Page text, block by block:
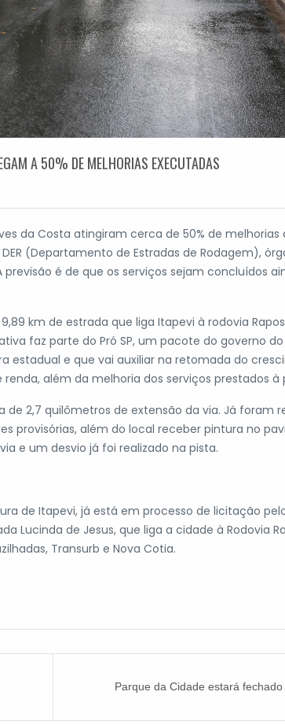
A 50% DE MELHORIAS EXECUTADAS
da Costa atingiram cerca de 50% de melhorias
(Departamento de Estradas de Rodagem),
é de que os serviços sejam concluídos
km de estrada que liga Itapevi à rodovia
faz parte do Pró SP, um pacote do governo
estadual e que vai auxiliar na retomada do
além da melhoria dos serviços prestados à
2,7 quilômetros de extensão da via. Já foram
provisórias, além do local receber pintura no
e um desvio já foi realizado na pista.
de Itapevi, já está em processo de licitação
Lucinda de Jesus, que liga a cidade à Rodovia
Transurb e Nova Cotia.
Parque da Cidade estará